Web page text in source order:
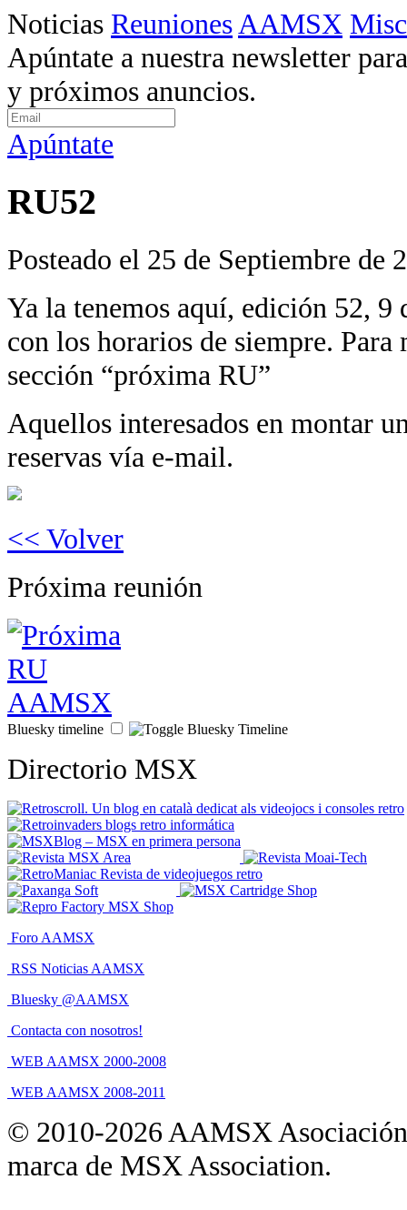
Noticias Reuniones AAMSX
Apúntate a nuestra newsletter
y próximos anuncios.
Apúntate
RU52
Posteado el 25 de Septiembre de
Ya la tenemos aquí, edición 52,
con los horarios de siempre.
sección “próxima RU”
Aquellos interesados en montar
reservas vía e-mail.
<< Volver
Próxima reunión
Bluesky timeline
Directorio MSX
Foro AAMSX
RSS Noticias AAMSX
Bluesky @AAMSX
Contacta con nosotros!
WEB AAMSX 2000-2008
WEB AAMSX 2008-2011
© 2010-2026 AAMSX
marca de MSX Association.